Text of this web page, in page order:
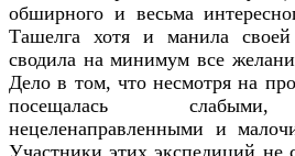
обширного и весьма
Ташелга хотя и манила
сводила на минимум все
Дело в том, что несмотря на
посещалась слабыми,
нецеленаправленными и
Участники этих экспедиций не